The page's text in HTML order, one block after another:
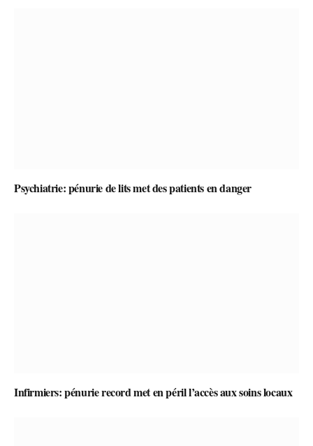
Psychiatrie: pénurie de lits met des patients en danger
Infirmiers: pénurie record met en péril l’accès aux soins locaux